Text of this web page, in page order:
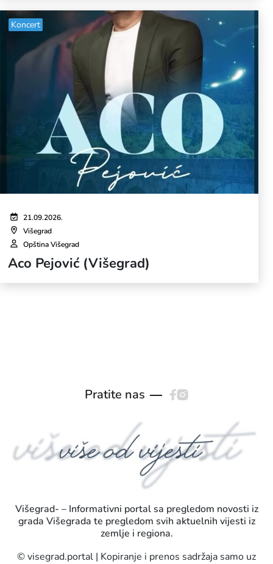
Koncert
21.09.2026.
Višegrad
Opština Višegrad
Aco Pejović (Višegrad)
Pratite nas
Višegrad- – Informativni portal sa pregledom novosti iz
grada Višegrada te pregledom svih aktuelnih vijesti iz
zemlje i regiona.
© visegrad.portal | Kopiranje i prenos sadržaja samo uz